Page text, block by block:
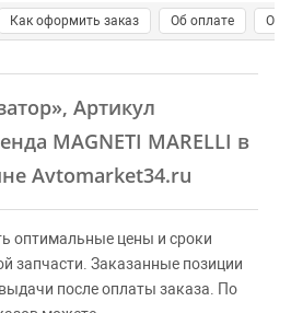
Как оформить заказ Об оплате О
, Артикул
MAGNETI MARELLI в
Avtomarket34.ru
оптимальные цены и сроки
запчасти. Заказанные позиции
после оплаты заказа. По